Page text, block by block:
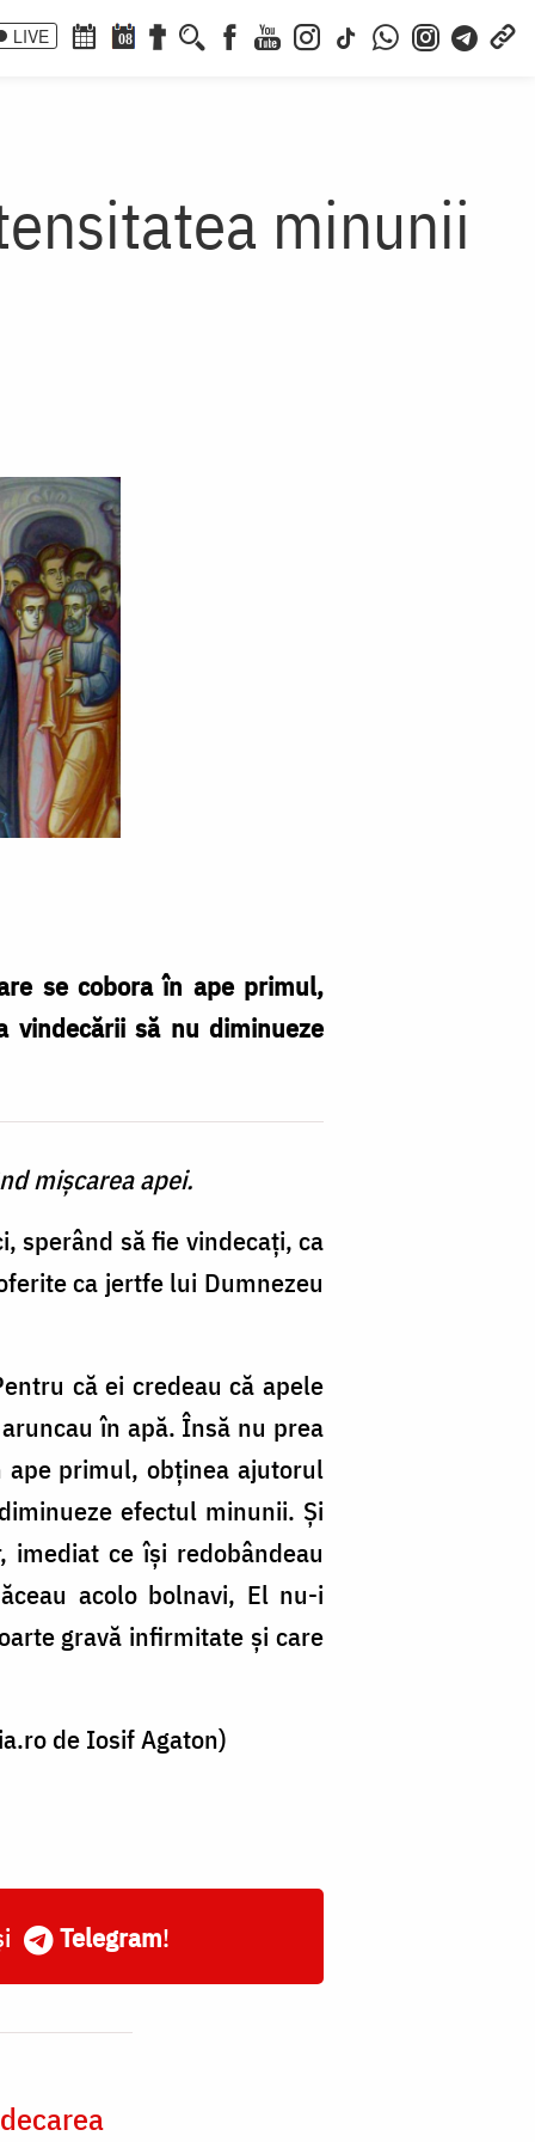
LIVE 08
minunii
se cobora în ape primul,
vindecării să nu diminueze
mişcarea apei.
sperând să fie vindecaţi, ca
ca jertfe lui Dumnezeu
că ei credeau că apele
în apă. Însă nu prea
primul, obţinea ajutorul
efectul minunii. Şi
ce îşi redobândeau
acolo bolnavi, El nu-i
gravă infirmitate şi care
de Iosif Agaton)
Telegram!